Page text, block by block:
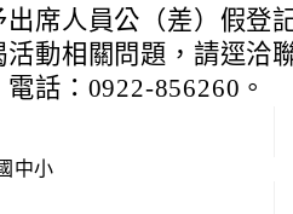
出席人員公（差）假登
活動相關問題，請逕洽
電話：0922-856260。
中小